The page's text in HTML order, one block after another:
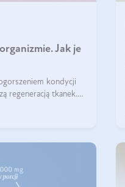
Jak je
kondycji
regeneracją tkanek.
osłabienie włosów.